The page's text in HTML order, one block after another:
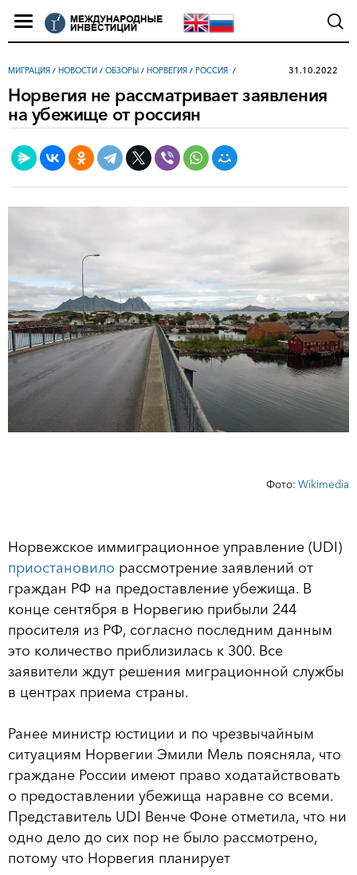
МИГРАЦИЯ / НОВОСТИ / ОБЗОРЫ / НОРВЕГИЯ / РОССИЯ 31.10.2022
Норвегия не рассматривает заявления
на убежище от россиян
Фото: Wikimedia
Норвежское иммиграционное управление (UDI)
приостановило рассмотрение заявлений от
граждан РФ на предоставление убежища. В
конце сентября в Норвегию прибыли 244
просителя из РФ, согласно последним данным
это количество приблизилась к 300. Все
заявители ждут решения миграционной службы
в центрах приема страны.
Ранее министр юстиции и по чрезвычайным
ситуациям Норвегии Эмили Мель поясняла, что
граждане России имеют право ходатайствовать
о предоставлении убежища наравне со всеми.
Представитель UDI Венче Фоне отметила, что ни
одно дело до сих пор не было рассмотрено,
потому что Норвегия планирует